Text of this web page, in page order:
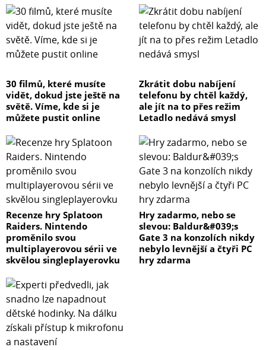
30 filmů, které musíte
vidět, dokud jste ještě na
světě. Víme, kde si je
můžete pustit online
Zkrátit dobu nabíjení
telefonu by chtěl každý,
ale jít na to přes režim
Letadlo nedává smysl
Recenze hry Splatoon
Raiders. Nintendo
proměnilo svou
multiplayerovou sérii ve
skvělou singleplayerovku
Hry zadarmo, nebo se
slevou: Baldur&#039;s
Gate 3 na konzolích nikdy
nebylo levnější a čtyři PC
hry zdarma